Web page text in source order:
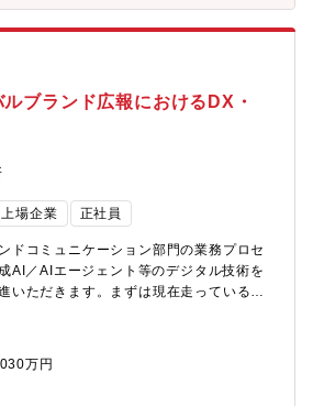
命をもたらすことがやりがいにつながる
ワークライフバランスを重視しつつ、自ら
イナミズムを実感できる、挑戦を歓迎す
いて】キヤノンは創業以来80年以上、安
ランド信頼を築いてきました。プリンタ
療機器など多岐にわたる事業展開で単一
バルに強固な顧客基盤を持っています。
投資と盤石な財務基盤により、市況変化
力強く対応できる安定企業です。さら
性を重視した企業姿勢で、長期的に安心
っています。現在、世界約180か国以上で
重した持続可能な社会作りを目指し、最
戦を続けています。
分析（購買履歴・行動データ等）(3)リピ
とした施策立案・実行(4)ECサイト内での
品・広告・CS部門と連携したCRM施策
・改善（KPI管理）集客→購入→継続→フ
点を一気通貫で設計できるポジションで
・CRMを軸に、EC事業の成長にダイレク
LTV／リピート率）をもとに意思決定でき
をゼロイチ～拡張フェーズまで経験でき
し、顧客体験づくりの上流にも関われる
ではなく、 事業成果に直結するCRMを
おけるLTV・顧客戦略責任者・EC事業責
ジション
ルブランド広報におけるDX・
上場企業 正社員
ドコミュニケーション部門の業務プロセ
AI／AIエージェント等のデジタル技術を
いただきます。まずは現在走っているプ
く想定です。【職務詳細】・企画管理業
IT／OA）の現行プロセスを可視化・分析
ントによる業務自動化・標準化の設計と
ンドコミュニケーション活動全般（ブラ
万円